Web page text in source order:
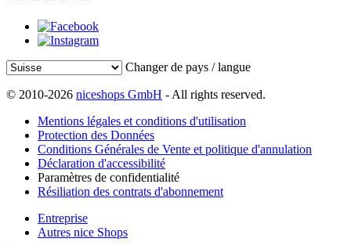
Changer de pays / langue
© 2010-2026 niceshops GmbH - All rights reserved.
Mentions légales et conditions d'utilisation
Protection des Données
Conditions Générales de Vente et politique d'annulation
Déclaration d'accessibilité
Paramètres de confidentialité
Résiliation des contrats d'abonnement
Entreprise
Autres nice Shops